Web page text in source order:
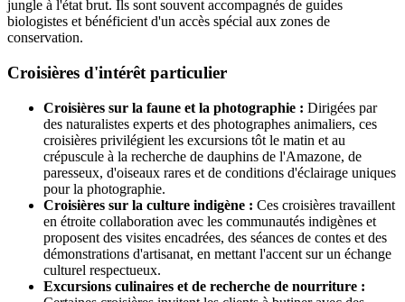
jungle à l'état brut. Ils sont souvent accompagnés de guides
biologistes et bénéficient d'un accès spécial aux zones de
conservation.
Croisières d'intérêt particulier
Croisières sur la faune et la photographie : Dirigées par
des naturalistes experts et des photographes animaliers, ces
croisières privilégient les excursions tôt le matin et au
crépuscule à la recherche de dauphins de l'Amazone, de
paresseux, d'oiseaux rares et de conditions d'éclairage uniques
pour la photographie.
Croisières sur la culture indigène : Ces croisières travaillent
en étroite collaboration avec les communautés indigènes et
proposent des visites encadrées, des séances de contes et des
démonstrations d'artisanat, en mettant l'accent sur un échange
culturel respectueux.
Excursions culinaires et de recherche de nourriture :